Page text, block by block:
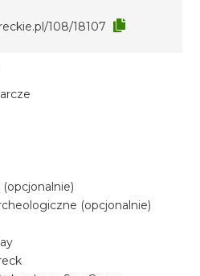
108/18107
(opcjonalnie)